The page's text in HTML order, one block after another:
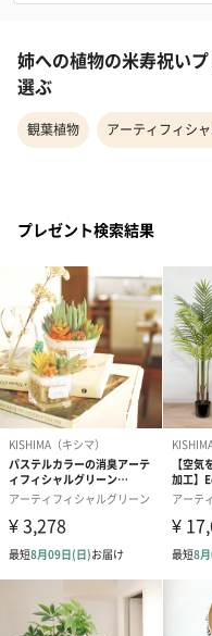
姉への植物の米寿祝い
選ぶ
観葉植物 アーティフィシ
プレゼント検索結果